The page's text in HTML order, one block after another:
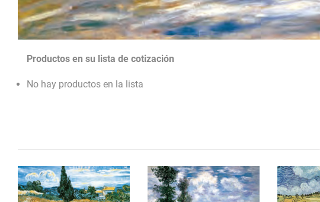
Productos en su lista de cotización
No hay productos en la lista